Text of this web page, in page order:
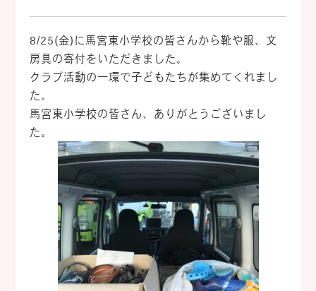
8/25(金)に馬宮東小学校の皆さんから靴や服、文
房具の寄付をいただきました。
クラブ活動の一環で子どもたちが集めてくれまし
た。
馬宮東小学校の皆さん、ありがとうございまし
た。